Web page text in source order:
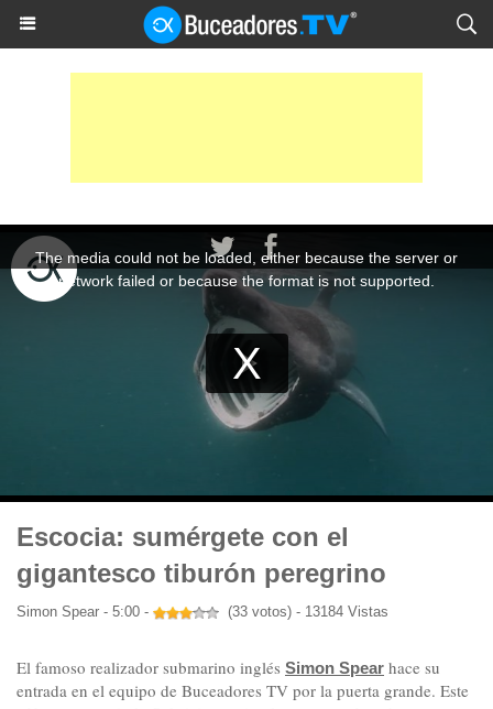
Escocia: sumérgete con el
gigantesco tiburón peregrino
Simon Spear - 5:00 - (33 votos) - 13184 Vistas
El famoso realizador submarino inglés Simon Spear hace su
entrada en el equipo de Buceadores TV por la puerta grande. Este